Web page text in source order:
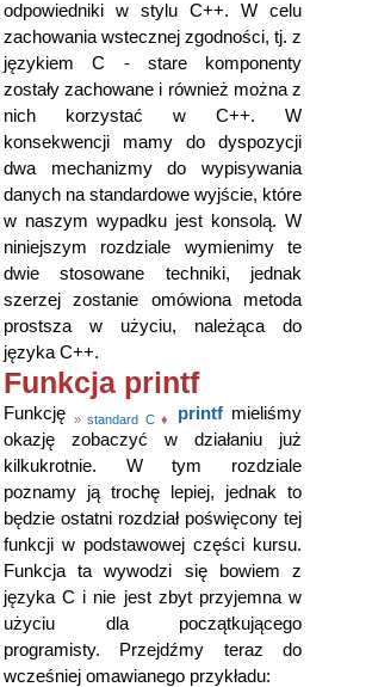
odpowiedniki w stylu C++. W celu
zachowania wstecznej zgodności, tj. z
językiem C - stare komponenty
zostały zachowane i również można z
nich korzystać w C++. W
konsekwencji mamy do dyspozycji
dwa mechanizmy do wypisywania
danych na standardowe wyjście, które
w naszym wypadku jest konsolą. W
niniejszym rozdziale wymienimy te
dwie stosowane techniki, jednak
szerzej zostanie omówiona metoda
prostsza w użyciu, należąca do
języka C++.
Funkcja printf
Funkcję »standard C♦ printf mieliśmy
okazję zobaczyć w działaniu już
kilkukrotnie. W tym rozdziale
poznamy ją trochę lepiej, jednak to
będzie ostatni rozdział poświęcony tej
funkcji w podstawowej części kursu.
Funkcja ta wywodzi się bowiem z
języka C i nie jest zbyt przyjemna w
użyciu dla początkującego
programisty. Przejdźmy teraz do
wcześniej omawianego przykładu: